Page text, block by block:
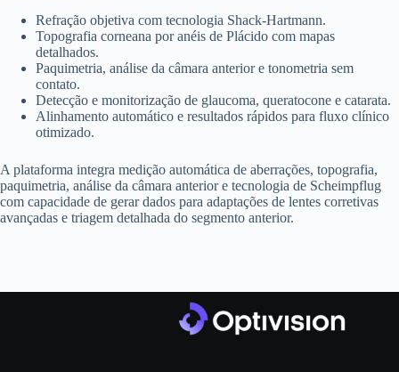
Refração objetiva com tecnologia Shack-Hartmann.
Topografia corneana por anéis de Plácido com mapas
detalhados.
Paquimetria, análise da câmara anterior e tonometria sem
contato.
Detecção e monitorização de glaucoma, queratocone e catarata.
Alinhamento automático e resultados rápidos para fluxo clínico
otimizado.
A plataforma integra medição automática de aberrações, topografia,
paquimetria, análise da câmara anterior e tecnologia de Scheimpflug
com capacidade de gerar dados para adaptações de lentes corretivas
avançadas e triagem detalhada do segmento anterior.